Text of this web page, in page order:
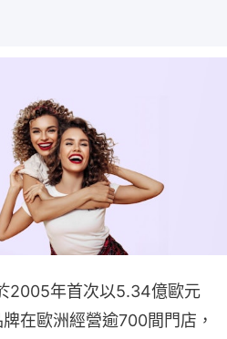
2005年首次以5.34億歐元
在歐洲經營逾700間門店，